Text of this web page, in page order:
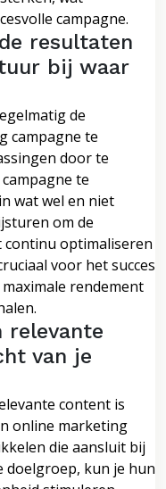
campagne.
resultaten
bij waar
de
campagne te
door te
te
wat wel en niet
om de
continu optimaliseren
voor het succes
rendement
relevante
van je
content is
online marketing
die aansluit bij
doelgroep, kun je hun